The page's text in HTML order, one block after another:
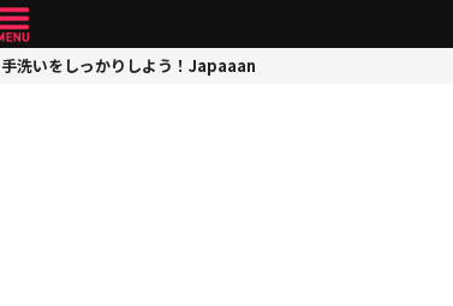
手洗いをしっかりしよう！Japaaan